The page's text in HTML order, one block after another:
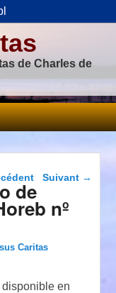
de Charles de
dans les
Suivant →
de
nº
Caritas
en